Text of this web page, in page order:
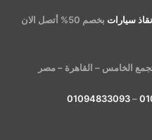
سيارات
بخصم 50% أتصل الان
–
01094833093